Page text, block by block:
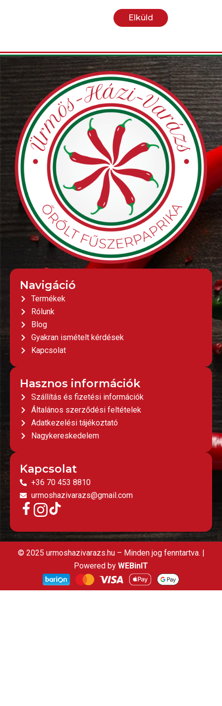
Navigáció
Termékek
Rólunk
Blog
Gyakran ismételt kérdések
Kapcsolat
Hasznos információk
Szállítás és fizetési információk
Általános szerződési feltételek
Adatkezelési tájékoztató
Nagykereskedelem
Kapcsolat
+36 70 453 8810
urmoshazivarazs@gmail.com
© 2025 urmoshazivarazs.hu – Minden jog fenntartva. |
Powered by WEBinIT